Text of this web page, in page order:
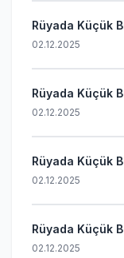
Rüyada Küçük
02.12.2025
Rüyada Küçük
02.12.2025
Rüyada Küçük
02.12.2025
Rüyada Küçük
02.12.2025